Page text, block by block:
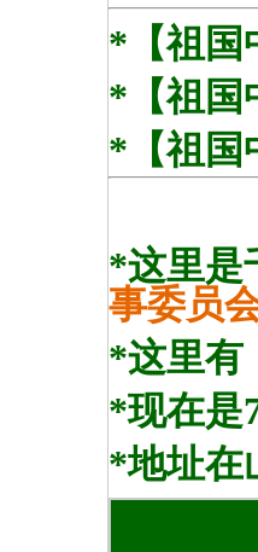
*【祖国
*【祖国
*【祖国
*这里是
事委员
*这里有
*现在是
*地址在